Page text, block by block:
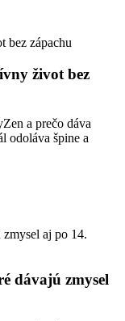
život bez
a prečo dáva
odoláva špine a
dávajú zmysel